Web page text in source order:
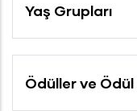
Yaş Grupları
Ödüller ve